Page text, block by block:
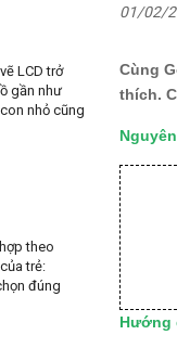
01/02/
Cùng
thích.
Hướng
LCD trở
gần như
nhỏ cũng
theo
trẻ:
đúng